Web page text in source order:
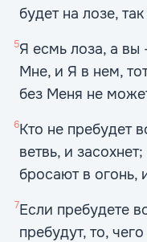
будет на лозе,
5Я есмь лоза, а вы
Мне, и Я в нем,
без Меня не
6Кто не пребудет
ветвь, и
бросают в огонь,
7Если пребудете
пребудут, то,